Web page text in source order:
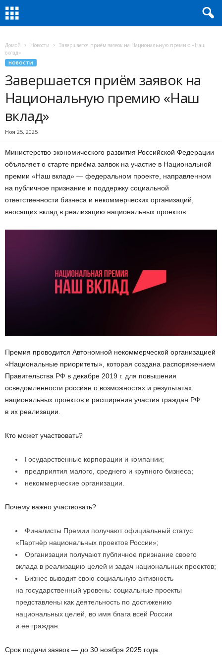
Домой Новости
Завершается приём заявок на Национальную премию «Наш
вклад»
НОВОСТИ
Завершается приём заявок на
Национальную премию «Наш
вклад»
Ноя 25, 2025
Министерство экономического развития Российской Федерации
объявляет о старте приёма заявок на участие в Национальной
премии «Наш вклад» — федеральном проекте, направленном
на публичное признание и поддержку социальной
ответственности бизнеса и некоммерческих организаций,
вносящих вклад в реализацию национальных проектов.
Премия проводится Автономной некоммерческой организацией
«Национальные приоритеты», которая создана распоряжением
Правительства РФ в декабре 2019 г. для повышения
осведомленности россиян о возможностях и результатах
национальных проектов и расширения участия граждан РФ
в их реализации.
Кто может участвовать?
Государственные корпорации и компании;
предприятия малого, среднего и крупного бизнеса;
некоммерческие организации.
Почему важно участвовать?
Финалисты Премии получают официальный статус
«Партнёр национальных проектов России»;
Организации получают публичное признание своего
вклада в реализацию целей и задач национальных проектов;
Бизнес выводит свою социальную активность
на государственный уровень: социальные проекты
представлены как деятельность по достижению
национальных целей, во имя блага всей России
и ее граждан.
Срок подачи заявок — до 30 ноября 2025 года.